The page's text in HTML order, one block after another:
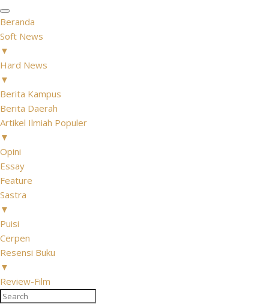
Beranda
Soft News
▼
Hard News
▼
Berita Kampus
Berita Daerah
Artikel Ilmiah Populer
▼
Opini
Essay
Feature
Sastra
▼
Puisi
Cerpen
Resensi Buku
▼
Review-Film